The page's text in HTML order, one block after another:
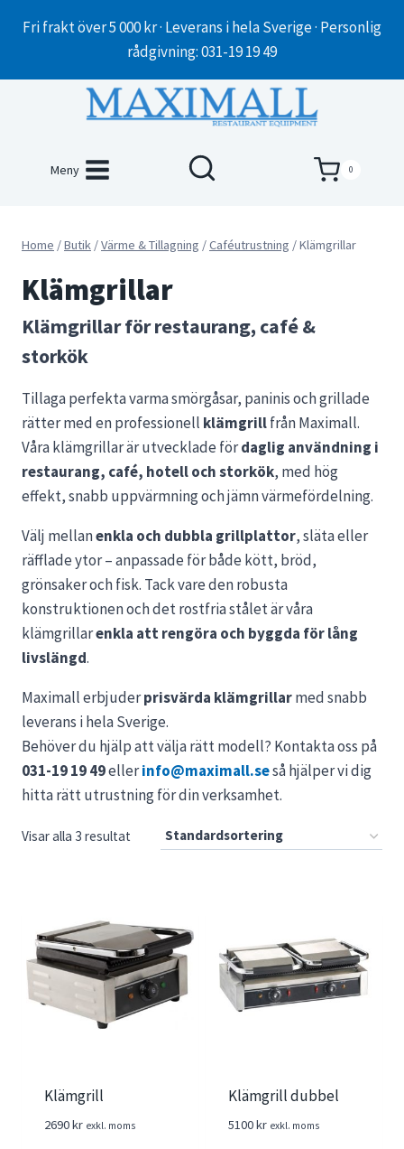
Fri frakt över 5 000 kr · Leverans i hela Sverige · Personlig
rådgivning: 031-19 19 49
Meny 0
Home /Butik /Värme & Tillagning /Caféutrustning /Klämgrillar
Klämgrillar
Klämgrillar för restaurang, café &
storkök
Tillaga perfekta varma smörgåsar, paninis och grillade
rätter med en professionell klämgrillfrån Maximall.
Våra klämgrillar är utvecklade fördaglig användning i
restaurang, café, hotell och storkök, med hög
effekt, snabb uppvärmning och jämn värmefördelning.
Välj mellanenkla och dubbla grillplattor, släta eller
räfflade ytor – anpassade för både kött, bröd,
grönsaker och fisk. Tack vare den robusta
konstruktionen och det rostfria stålet är våra
klämgrillarenkla att rengöra och byggda för lång
livslängd.
Maximall erbjuderprisvärda klämgrillarmed snabb
leverans i hela Sverige.
Behöver du hjälp att välja rätt modell? Kontakta oss på
031-19 19 49ellerinfo@maximall.seså hjälper vi dig
hitta rätt utrustning för din verksamhet.
Visar alla 3 resultat
Klämgrill
2690kr exkl. moms
Klämgrill dubbel
5100kr exkl. moms